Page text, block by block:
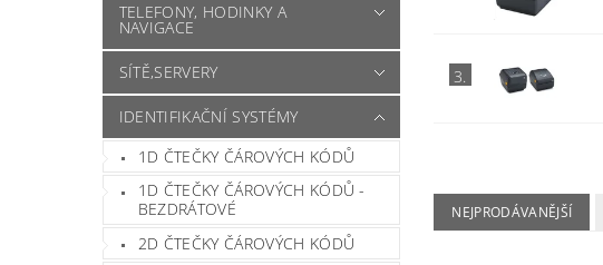
TELEFONY, HODINKY A
NAVIGACE
SÍTĚ,SERVERY
IDENTIFIKAČNÍ SYSTÉMY
1D ČTEČKY ČÁROVÝCH KÓDŮ
1D ČTEČKY ČÁROVÝCH KÓDŮ -
BEZDRÁTOVÉ
2D ČTEČKY ČÁROVÝCH KÓDŮ
3.
NEJPRODÁVANĚJŠÍ